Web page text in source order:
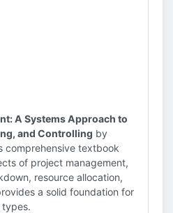
A Systems Approach to
and Controlling by
comprehensive textbook
of project management,
resource allocation,
a solid foundation for